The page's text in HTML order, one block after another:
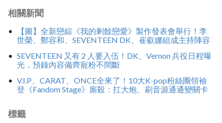
相關新聞
【圖】全新戀綜《我的剩餘戀愛》製作發表會舉行！李
世榮、鄭容和、SEVENTEEN DK、崔叡娜組成主持陣容
SEVENTEEN 又有 2 人要入伍！DK、Vernon 兵役日程曝
光，預錄內容備齊寵粉不間斷
V.I.P、CARAT、ONCE全來了！10大K-pop粉絲團領袖
登《Fandom Stage》廝殺：扛大炮、刷音源通通變關卡
標籤